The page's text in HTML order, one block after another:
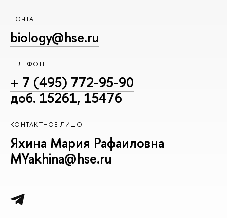
ПОЧТА
biology@hse.ru
ТЕЛЕФОН
+ 7 (495) 772-95-90
доб. 15261, 15476
КОНТАКТНОЕ ЛИЦО
Яхина Мария Рафаиловна
MYakhina@hse.ru